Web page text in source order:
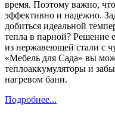
время. Поэтому важно,
эффективно и надежно.
добиться идеальной
тепла в парной? Решение
из нержавеющей стали с
«Мебель для Сада» вы
теплоаккумуляторы и
нагревом бани.
Подробнее...